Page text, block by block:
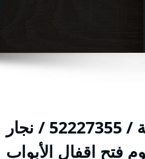
نجار أبواب العاصمة / 52227355 / نجار
فتح اقفال الأبواب